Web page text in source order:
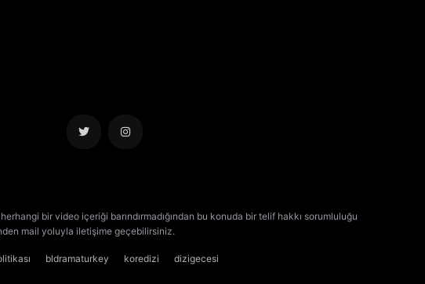
bir video içeriği barındırmadığından bu konuda bir telif hakkı sorumluluğu
mail yoluyla iletişime geçebilirsiniz.
bldramaturkey koredizi
dizigecesi